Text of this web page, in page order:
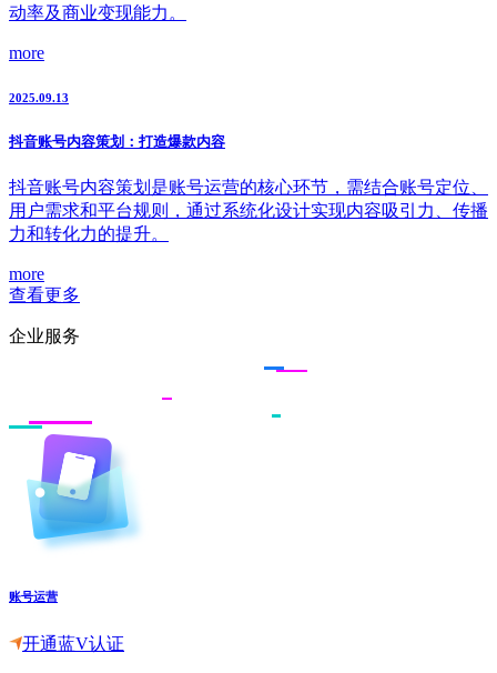
动率及商业变现能力。
more
2025.09.13
抖音账号内容策划：打造爆款内容
抖音账号内容策划是账号运营的核心环节，需结合账号定位、
用户需求和平台规则，通过系统化设计实现内容吸引力、传播
力和转化力的提升。
more
查看更多
企业服务
账号运营
开通蓝V认证